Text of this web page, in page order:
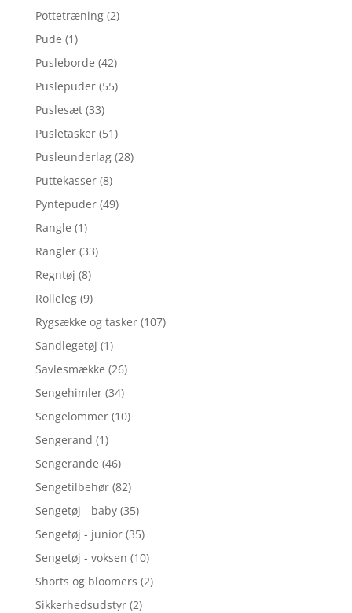
Pottetræning (2)
Pude (1)
Pusleborde (42)
Puslepuder (55)
Puslesæt (33)
Pusletasker (51)
Pusleunderlag (28)
Puttekasser (8)
Pyntepuder (49)
Rangle (1)
Rangler (33)
Regntøj (8)
Rolleleg (9)
Rygsække og tasker (107)
Sandlegetøj (1)
Savlesmække (26)
Sengehimler (34)
Sengelommer (10)
Sengerand (1)
Sengerande (46)
Sengetilbehør (82)
Sengetøj - baby (35)
Sengetøj - junior (35)
Sengetøj - voksen (10)
Shorts og bloomers (2)
Sikkerhedsudstyr (2)